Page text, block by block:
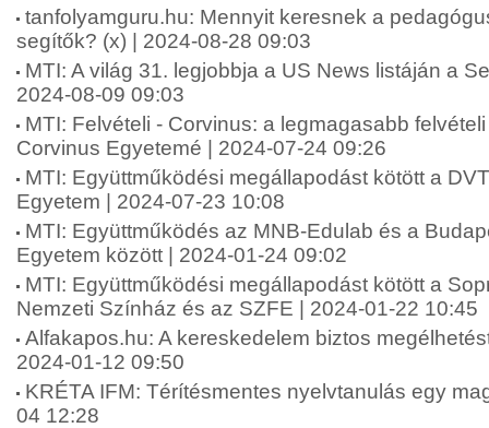
tanfolyamguru.hu: Mennyit keresnek a
segítők? (x) | 2024-08-28 09:03
MTI: A világ 31. legjobbja a US News listáján a
2024-08-09 09:03
MTI: Felvételi - Corvinus: a legmagasabb
Corvinus Egyetemé | 2024-07-24 09:26
MTI: Együttműködési megállapodást kötött a
Egyetem | 2024-07-23 10:08
MTI: Együttműködés az MNB-Edulab és a
Egyetem között | 2024-01-24 09:02
MTI: Együttműködési megállapodást kötött a
Nemzeti Színház és az SZFE | 2024-01-22 10:45
Alfakapos.hu: A kereskedelem biztos
2024-01-12 09:50
KRÉTA IFM: Térítésmentes nyelvtanulás egy
04 12:28